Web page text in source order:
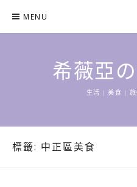
content
MENU
希薇亞
生活 | 美食 |
標籤: 中正區美食